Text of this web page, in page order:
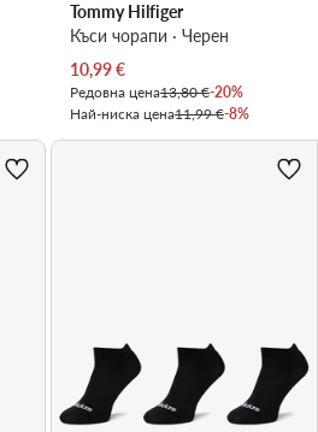
Tommy Hilfiger
Къси чорапи · Черен
Актуална цена
10,99€
Редовна цена13,80 €-20%
Най-ниска цена11,99 €-8%